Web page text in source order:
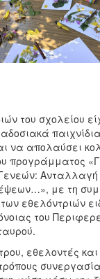
του σχολείου
να απολαύσει
προγράμματος
με τη
εθελόντριών
του
εθελοντές και